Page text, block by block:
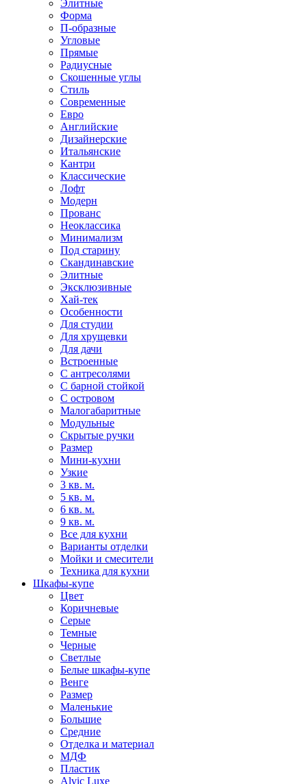
Элитные
Форма
П-образные
Угловые
Прямые
Радиусные
Скошенные углы
Стиль
Современные
Евро
Английские
Дизайнерские
Итальянские
Кантри
Классические
Лофт
Модерн
Прованс
Неоклассика
Минимализм
Под старину
Скандинавские
Элитные
Эксклюзивные
Хай-тек
Особенности
Для студии
Для хрущевки
Для дачи
Встроенные
С антресолями
С барной стойкой
С островом
Малогабаритные
Модульные
Скрытые ручки
Размер
Мини-кухни
Узкие
3 кв. м.
5 кв. м.
6 кв. м.
9 кв. м.
Все для кухни
Варианты отделки
Мойки и смесители
Техника для кухни
Шкафы-купе
Цвет
Коричневые
Серые
Темные
Черные
Светлые
Белые шкафы-купе
Венге
Размер
Маленькие
Большие
Средние
Отделка и материал
МДФ
Пластик
Alvic Luxe